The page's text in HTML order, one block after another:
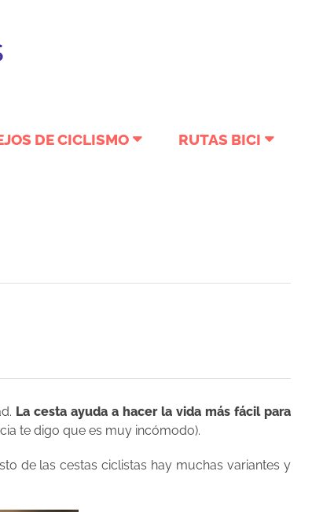
DE CICLISMO RUTAS BICI
La cesta ayuda a hacer la vida más fácil para
te digo que es muy incómodo).
de las cestas ciclistas hay muchas variantes y